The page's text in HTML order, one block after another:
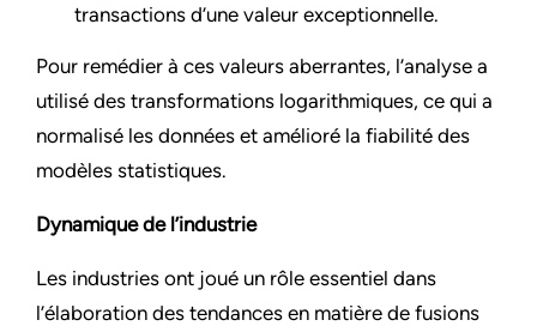
transactions d’une valeur exceptionnelle.
Pour remédier à ces valeurs aberrantes, l’analyse a
utilisé des transformations logarithmiques, ce qui a
normalisé les données et amélioré la fiabilité des
modèles statistiques.
Dynamique de l’industrie
Les industries ont joué un rôle essentiel dans
l’élaboration des tendances en matière de fusions